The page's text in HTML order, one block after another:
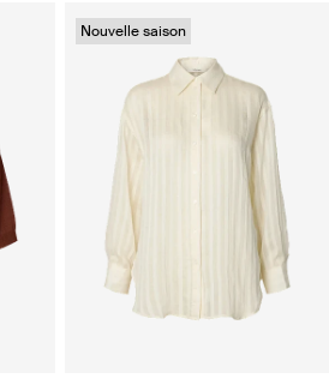
Nouvelle saison